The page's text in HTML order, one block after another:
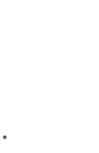
*Обязательно